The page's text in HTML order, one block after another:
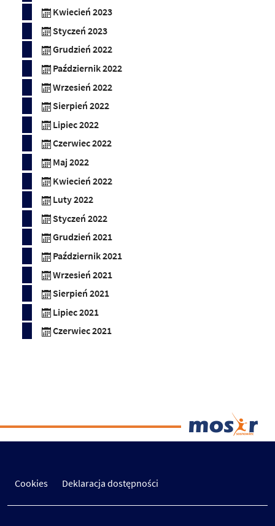
Kwiecień 2023
Styczeń 2023
Grudzień 2022
Październik 2022
Wrzesień 2022
Sierpień 2022
Lipiec 2022
Czerwiec 2022
Maj 2022
Kwiecień 2022
Luty 2022
Styczeń 2022
Grudzień 2021
Październik 2021
Wrzesień 2021
Sierpień 2021
Lipiec 2021
Czerwiec 2021
Cookies Deklaracja dostępności